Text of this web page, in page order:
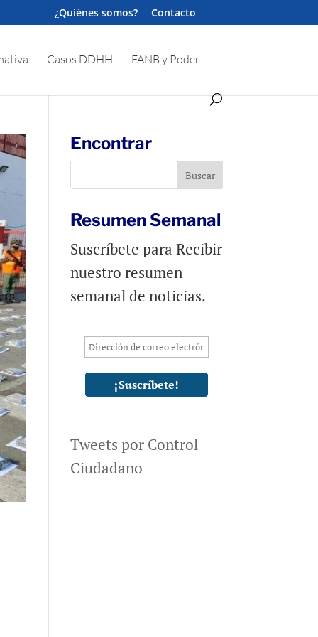
¿Quiénes somos? Contacto
Casos DDHH FANB y Poder
Encontrar
Resumen Semanal
Suscríbete para Recibir
nuestro resumen
semanal de noticias.
Tweets por Control
Ciudadano